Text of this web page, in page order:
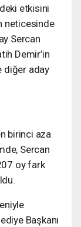
etkisini
neticesinde
Sercan
Demir’in
diğer aday
birinci aza
Sercan
oy fark
Başkanı